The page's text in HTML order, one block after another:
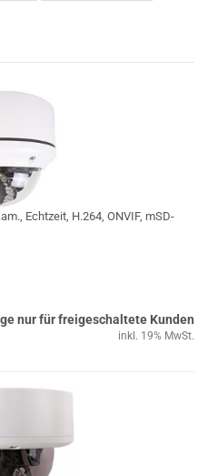
Echtzeit, H.264, ONVIF, mSD-
nur für freigeschaltete Kunden
inkl. 19% MwSt.